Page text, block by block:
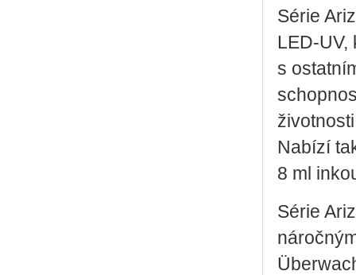
Série
LED-
s
Nabízí
8 ml
Série